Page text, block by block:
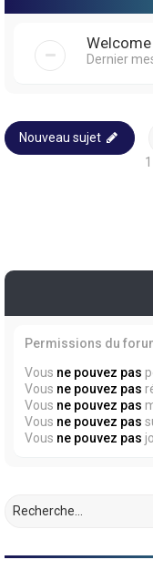
Dernier
Nouveau sujet
Permissions du
Vous ne pouvez pas
Vous ne pouvez pas
Vous ne pouvez pas
Vous ne pouvez pas
Vous ne pouvez pas